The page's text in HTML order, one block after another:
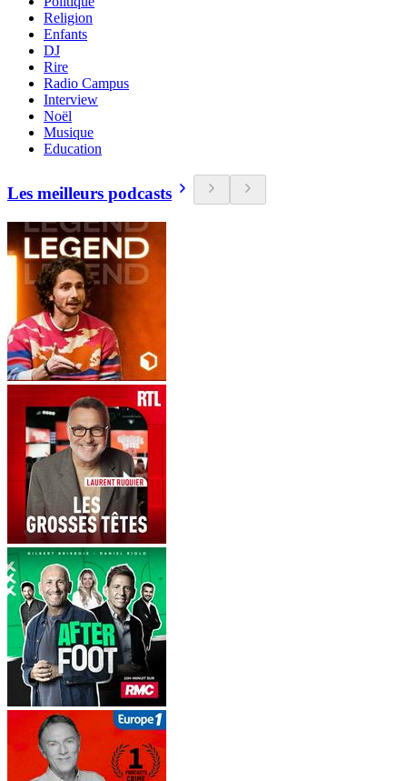
Religion
Enfants
DJ
Rire
Radio Campus
Interview
Noël
Musique
Education
Les meilleurs podcasts